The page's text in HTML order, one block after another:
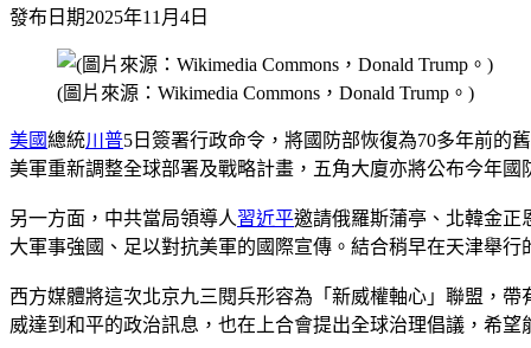
發布日期2025年11月4日
(圖片來源：Wikimedia Commons，Donald Trump。)
美國總統川普5日簽署行政命令，將國防部恢復為70多年前的
美軍重新調整全球部署及戰略計畫，五角大廈亦將公布今年
另一方面，中共當局領導人習近平邀請俄羅斯蒲亭、北韓金正
大軍事強國、足以對抗美軍的國際宣傳。結合稍早在天津舉
西方媒體將這次北京九三閱兵形容為「新威權軸心」聯盟，
威達到和平的政治訊息，也在上合會提出全球治理倡議，希